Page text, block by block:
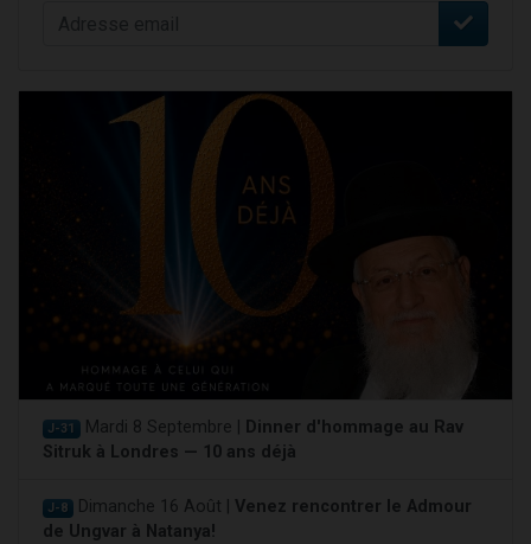
J-31 Mardi 8 Septembre |
Dinner d'hommage au Rav
Sitruk à Londres — 10 ans déjà
J-8 Dimanche 16 Août | Venez rencontrer le Admour
de Ungvar à Natanya!